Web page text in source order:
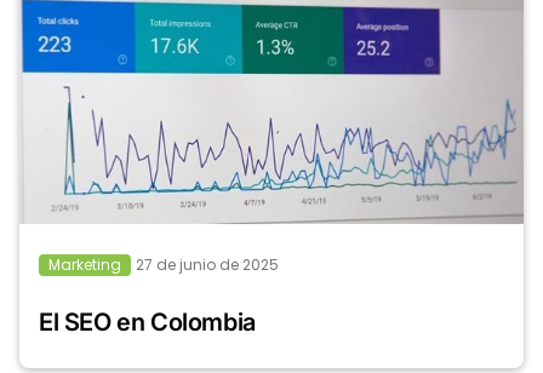
Marketing 27 de junio de 2025
El SEO en Colombia